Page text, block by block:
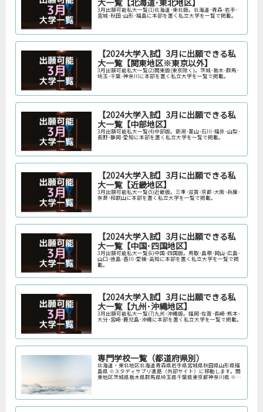
3月出願可能私大一覧(1)北海道･東北版。北海道･青森･岩手･
宮城･秋田･山形･福島に本部を置く私立大学を一覧で掲載。
【2024大学入試】3月に出願できる私
大一覧【関東地区※東京以外】
3月出願可能私大一覧(2)関東版(東京除く)。茨城･栃木･群馬･
埼玉･千葉･神奈川に本部を置く私立大学を一覧で掲載。
【2024大学入試】3月に出願できる私
大一覧【中部地区】
3月出願可能私大一覧(4)中部版。新潟･富山･石川･福井･山梨･
長野･静岡･愛知に本部を置く私立大学を一覧で掲載。
【2024大学入試】3月に出願できる私
大一覧【近畿地区】
3月出願可能私大一覧(5)近畿版。三重･滋賀･京都･大阪･兵庫･
奈良･和歌山に本部を置く私立大学を一覧で掲載。
【2024大学入試】3月に出願できる私
大一覧【中国･四国地区】
3月出願可能私大一覧(6)中国･四国版。鳥取･島根･岡山･広島･
山口･徳島･香川･愛媛･高知に本部を置く私立大学を一覧で掲
載。
【2024大学入試】3月に出願できる私
大一覧【九州･沖縄地区】
3月出願可能私大一覧(7)九州･沖縄版。福岡･佐賀･長崎･熊本･
大分･宮崎･鹿児島･沖縄に本部を置く私立大学を一覧で掲載。
専門学校一覧（都道府県別）
北海道・東北地区北海道青森県岩手県宮城県秋田県山形県福
島県 ※スタディサプリ進路（外部サイト）に移動します。関
東地区茨城県栃木県群馬県埼玉県千葉県東京都神奈川県 ※ス